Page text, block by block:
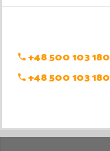
+48 500 103 180
+48 500 103 180